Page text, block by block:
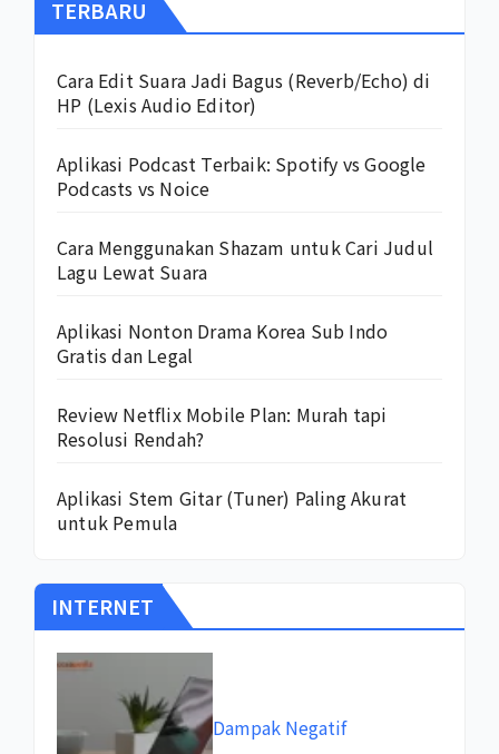
TERBARU
Cara Edit Suara Jadi Bagus (Reverb/Echo) di
HP (Lexis Audio Editor)
Aplikasi Podcast Terbaik: Spotify vs Google
Podcasts vs Noice
Cara Menggunakan Shazam untuk Cari Judul
Lagu Lewat Suara
Aplikasi Nonton Drama Korea Sub Indo
Gratis dan Legal
Review Netflix Mobile Plan: Murah tapi
Resolusi Rendah?
Aplikasi Stem Gitar (Tuner) Paling Akurat
untuk Pemula
INTERNET
Dampak Negatif